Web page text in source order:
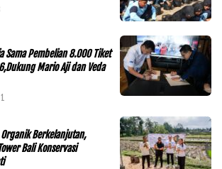
Sama Pembelian 8.000 Tiket
Mario Aji dan Veda
Berkelanjutan,
Bali Konservasi